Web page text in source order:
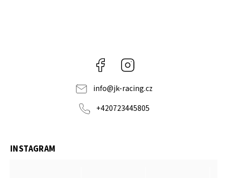
Facebook
info@jk-racing.cz
+420723445805
INSTAGRAM